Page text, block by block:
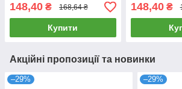
148,40 ₴ 168,64 ₴
Купити
148,40₴
Акційні пропозиції та новинки
–29% –29%